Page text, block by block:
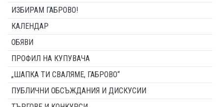
ИЗБИРАМ ГАБРОВО!
КАЛЕНДАР
ОБЯВИ
ПРОФИЛ НА КУПУВАЧА
„ШАПКА ТИ СВАЛЯМЕ, ГАБРОВО“
ПУБЛИЧНИ ОБСЪЖДАНИЯ И ДИСКУСИИ